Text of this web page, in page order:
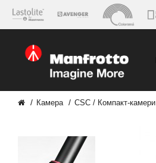
Камера CSC / Компакт-камери